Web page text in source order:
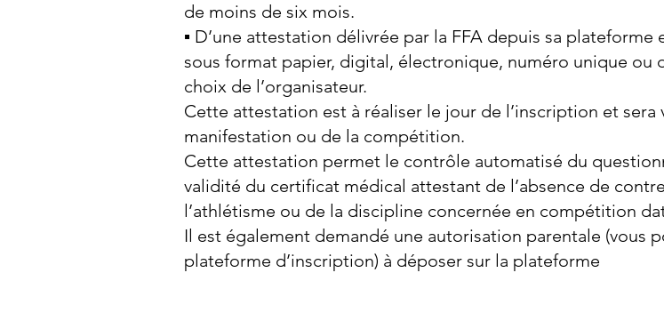
de moins de six mois.
▪ D’une attestation délivrée par la FFA depuis sa plateforme
sous format papier, digital, électronique, numéro unique ou
choix de l’organisateur.
Cette attestation est à réaliser le jour de l’inscription et sera
manifestation ou de la compétition.
Cette attestation permet le contrôle automatisé du
validité du certificat médical attestant de l’absence de
l’athlétisme ou de la discipline concernée en compétition
Il est également demandé une autorisation parentale (vous
plateforme d’inscription) à déposer sur la plateforme